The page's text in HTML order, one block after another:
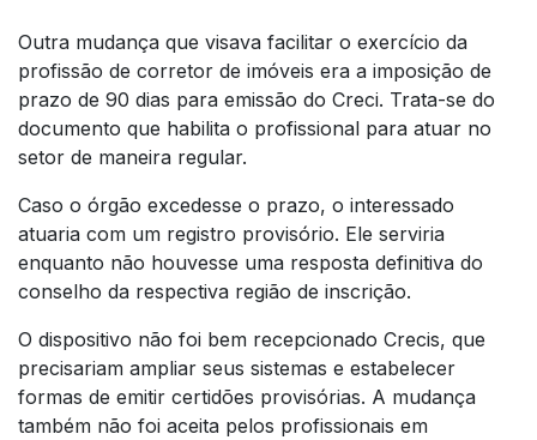
Outra mudança que visava facilitar o exercício da
profissão de corretor de imóveis era a imposição de
prazo de 90 dias para emissão do Creci. Trata-se do
documento que habilita o profissional para atuar no
setor de maneira regular.
Caso o órgão excedesse o prazo, o interessado
atuaria com um registro provisório. Ele serviria
enquanto não houvesse uma resposta definitiva do
conselho da respectiva região de inscrição.
O dispositivo não foi bem recepcionado Crecis, que
precisariam ampliar seus sistemas e estabelecer
formas de emitir certidões provisórias. A mudança
também não foi aceita pelos profissionais em